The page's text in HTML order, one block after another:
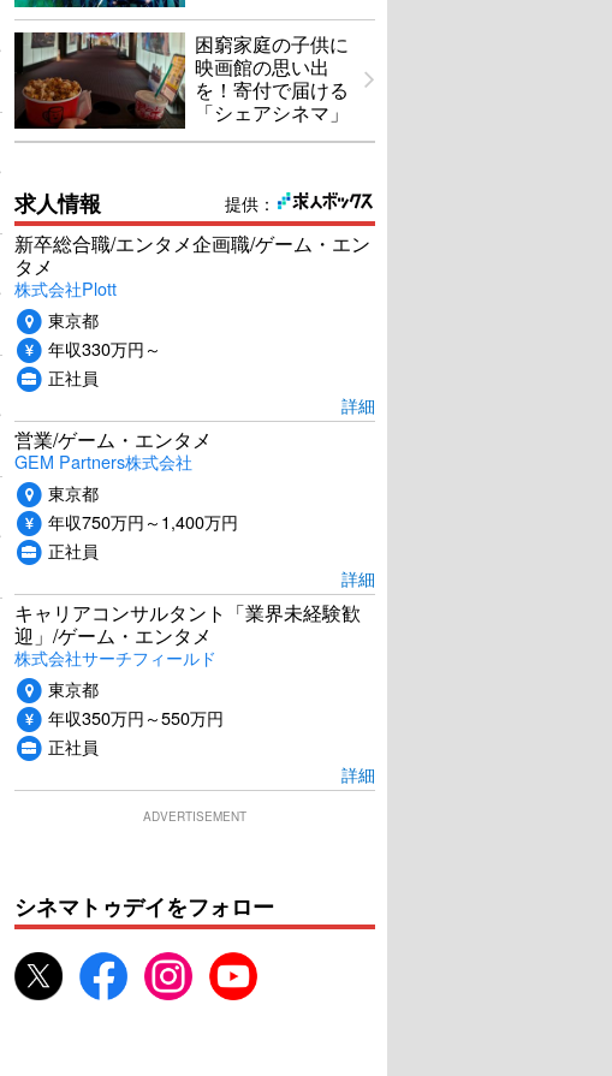
困窮家庭の子供に
映画館の思い出
を！寄付で届ける
「シェアシネマ」
提供：
求人情報
新卒総合職/エンタメ企画職/ゲーム・エン
タメ
株式会社Plott
東京都
年収330万円～
正社員
詳細
営業/ゲーム・エンタメ
GEM Partners株式会社
東京都
年収750万円～1,400万円
正社員
詳細
キャリアコンサルタント「業界未経験歓
迎」/ゲーム・エンタメ
株式会社サーチフィールド
東京都
年収350万円～550万円
正社員
詳細
ADVERTISEMENT
シネマトゥデイをフォロー